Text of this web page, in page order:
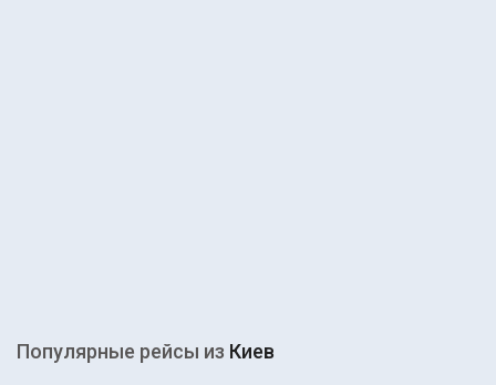
Популярные рейсы из Киев